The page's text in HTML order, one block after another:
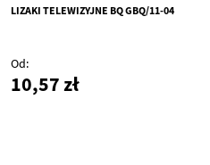
LIZAKI TELEWIZYJNE BQ GBQ/11-04
Od
10,57 zł